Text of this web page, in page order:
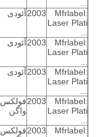
...
Mfrlabel:
Laser Plati
...
2003آئودی
Mfrlabel:
Laser Plati
...
2003آئودی
Mfrlabel:
Laser Plati
...
2003آئودی
Mfrlabel:
Laser Plati
...
2003فولکس
واگن
Mfrlabel:
2003فولکس